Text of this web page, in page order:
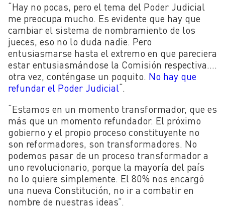
“Hay no pocas, pero el tema del Poder Judicial
me preocupa mucho. Es evidente que hay que
cambiar el sistema de nombramiento de los
jueces, eso no lo duda nadie. Pero
entusiasmarse hasta el extremo en que pareciera
estar entusiasmándose la Comisión respectiva….
otra vez, conténgase un poquito. No hay que
refundar el Poder Judicial“.
“Estamos en un momento transformador, que es
más que un momento refundador. El próximo
gobierno y el propio proceso constituyente no
son reformadores, son transformadores. No
podemos pasar de un proceso transformador a
uno revolucionario, porque la mayoría del país
no lo quiere simplemente. El 80% nos encargó
una nueva Constitución, no ir a combatir en
nombre de nuestras ideas”.